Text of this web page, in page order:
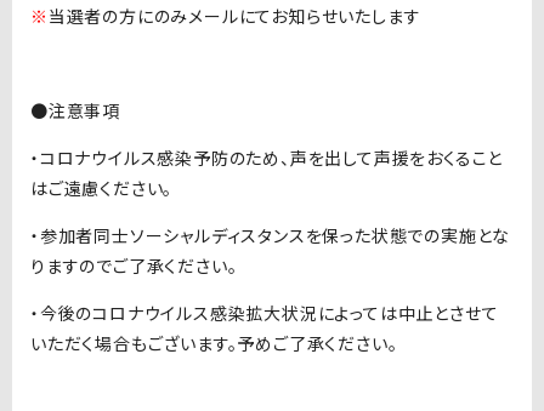
※ 当選者の方にのみメールにてお知らせいたします
●注意事項
・コロナウイルス感染予防のため、声を出して声援をおくること
はご遠慮ください。
・参加者同士ソーシャルディスタンスを保った状態での実施とな
りますのでご了承ください。
・今後のコロナウイルス感染拡大状況によっては中止とさせて
いただく場合もございます。予めご了承ください。